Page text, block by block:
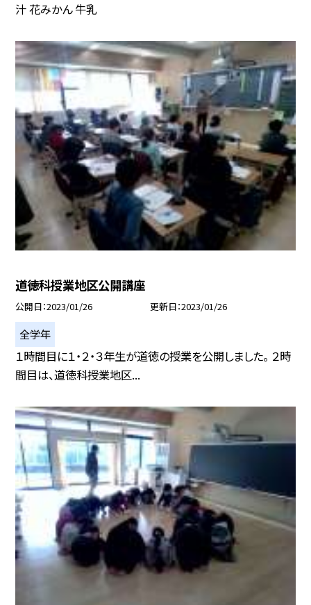
汁 花みかん 牛乳
道徳科授業地区公開講座
公開日 2023/01/26 更新日 2023/01/26
全学年
１時間目に１・２・３年生が道徳の授業を公開しました。 ２時
間目は、道徳科授業地区...